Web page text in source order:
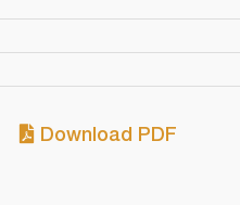
Download PDF